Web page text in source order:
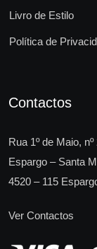
Livro de Estilo
Política de
Contactos
Rua 1º de Maio, nº
Espargo – Santa
4520 – 115
Ver Contactos